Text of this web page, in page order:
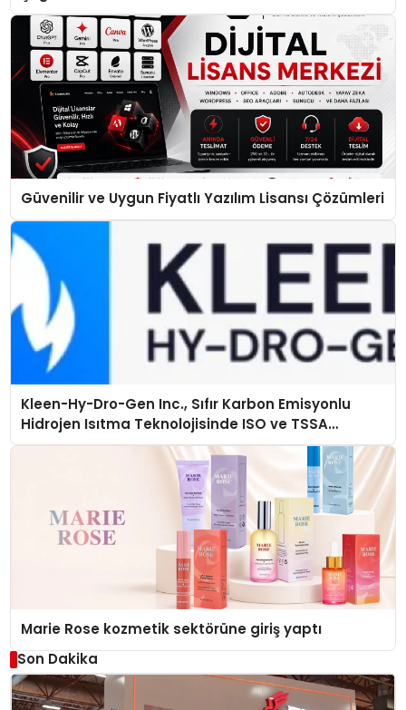
Güvenilir ve Uygun Fiyatlı Yazılım Lisansı Çözümleri
Kleen-Hy-Dro-Gen Inc., Sıfır Karbon Emisyonlu
Hidrojen Isıtma Teknolojisinde ISO ve TSSA
Düzenleyici Onaylarını Aldı
Marie Rose kozmetik sektörüne giriş yaptı
Son Dakika